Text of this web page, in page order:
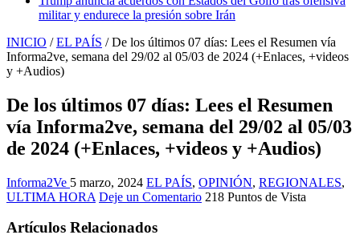
militar y endurece la presión sobre Irán
INICIO / EL PAÍS / De los últimos 07 días: Lees el Resumen vía
Informa2ve, semana del 29/02 al 05/03 de 2024 (+Enlaces, +videos
y +Audios)
De los últimos 07 días: Lees el Resumen
vía Informa2ve, semana del 29/02 al 05/03
de 2024 (+Enlaces, +videos y +Audios)
Informa2Ve 5 marzo, 2024 EL PAÍS, OPINIÓN, REGIONALES,
ULTIMA HORA Deje un Comentario 218 Puntos de Vista
Artículos Relacionados